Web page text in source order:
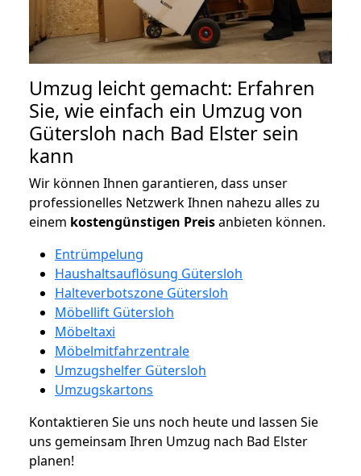
Umzug leicht gemacht: Erfahren
Sie, wie einfach ein Umzug von
Gütersloh nach Bad Elster sein
kann
Wir können Ihnen garantieren, dass unser
professionelles Netzwerk Ihnen nahezu alles zu
einem kostengünstigen Preisanbieten können.
Entrümpelung
Haushaltsauflösung Gütersloh
Halteverbotszone Gütersloh
Möbellift Gütersloh
Möbeltaxi
Möbelmitfahrzentrale
Umzugshelfer Gütersloh
Umzugskartons
Kontaktieren Sie uns noch heute und lassen Sie
uns gemeinsam Ihren Umzug nach Bad Elster
planen!